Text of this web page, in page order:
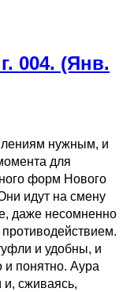
004. (Янв.
нужным, и
для
форм Нового
идут на смену
даже несомненно
и удобны, и
понятно. Аура
и, сживаясь,